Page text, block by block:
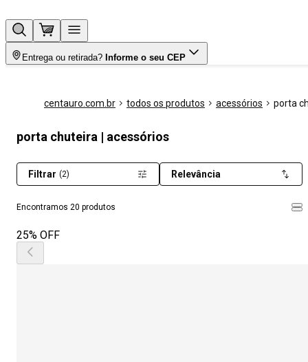
Entrega ou retirada? Informe o seu CEP
centauro.com.br todos os produtos acessórios porta
porta chuteira | acessórios
Encontramos 20 produtos
Filtrar (2) Relevância
25% OFF